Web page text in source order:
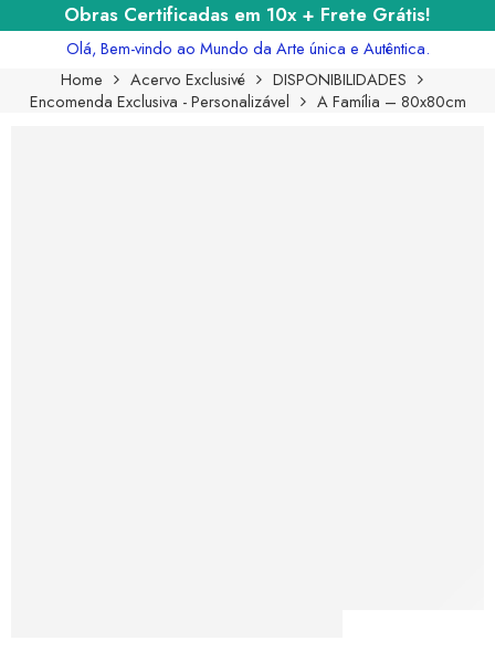
Obras Certificadas em 10x + Frete Grátis!
Olá, Bem-vindo ao Mundo da Arte única e Autêntica.
Home
Acervo Exclusivé
DISPONIBILIDADES
Encomenda Exclusiva - Personalizável
A Família – 80x80cm